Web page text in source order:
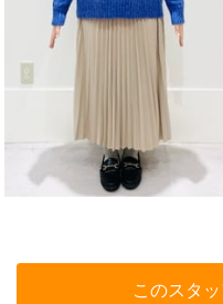
このスタ